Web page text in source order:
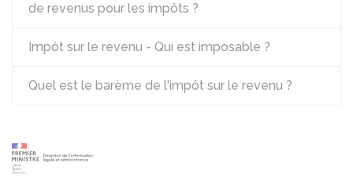
de revenus pour les impôts ?
Impôt sur le revenu - Qui est imposable ?
Quel est le barème de l'impôt sur le revenu ?